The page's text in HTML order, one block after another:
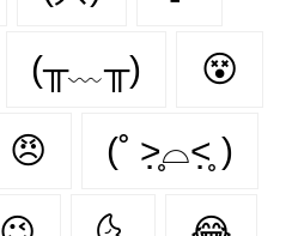
(╥﹏╥) 😵‍
😠 (˚ ˃̣̣̥⌓˂̣̣̥ )